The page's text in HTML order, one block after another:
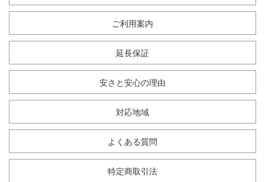
ご利用案内
延長保証
安さと安心の理由
対応地域
よくある質問
特定商取引法